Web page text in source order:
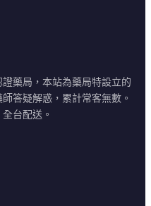
藥局，本站為藥局特設立的
答疑解惑，累計常客無數。
台配送。